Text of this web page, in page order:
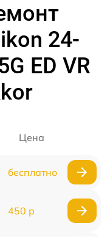
24-
ED VR
Цена
бесплатно
450 р